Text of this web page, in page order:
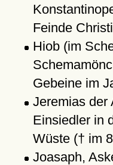
Feinde
Hiob (im
Gebeine im
Jeremias der
Einsiedler in
Wüste († im
Joasaph,